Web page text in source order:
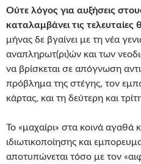
Ούτε λόγος για αυξήσεις
καταλαμβάνει τις τελευταίες
μήνας δε βγαίνει με τη νέα
αναπληρωτ(ρι)ών και των
να βρίσκεται σε απόγνωση
πρόβλημα της στέγης, τον
κάρτας, και τη δεύτερη και
Το «μαχαίρι» στα κοινά αγαθά
ιδιωτικοποίησης και
αποτυπώνεται τόσο με τον